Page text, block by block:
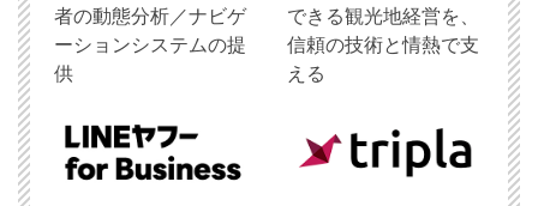
者の動態分析／ナビゲ
ーションシステムの提
供
できる観光地経営を、
信頼の技術と情熱で支
える